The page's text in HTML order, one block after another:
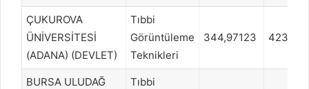
ÇUKUROVA
ÜNİVERSİTESİ
(ADANA) (DEVLET)
Tıbbi
Görüntüleme
Teknikleri
344,97123 423653
BURSA ULUDAĞ
Tıbbi